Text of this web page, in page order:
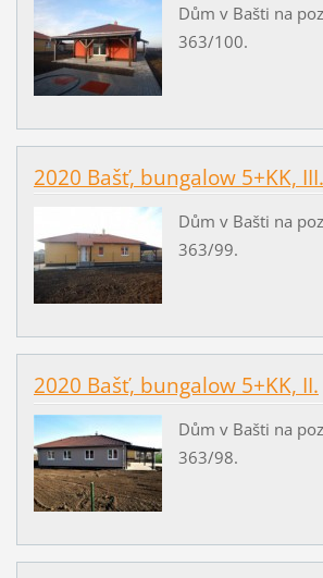
Dům v Bašti na
363/100.
2020 Bašť, bungalow 5+KK, III.
Dům v Bašti na
363/99.
2020 Bašť, bungalow 5+KK, II.
Dům v Bašti na
363/98.